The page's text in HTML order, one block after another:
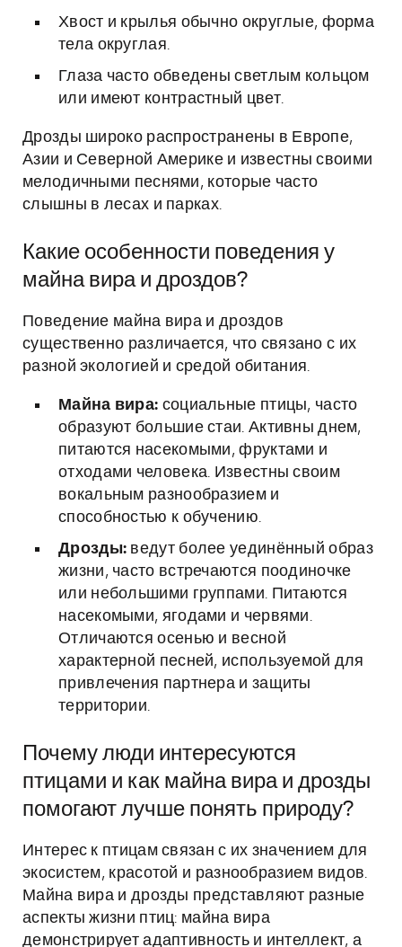
Хвост и крылья обычно округлые, форма
тела округлая.
Глаза часто обведены светлым кольцом
или имеют контрастный цвет.
Дрозды широко распространены в Европе,
Азии и Северной Америке и известны своими
мелодичными песнями, которые часто
слышны в лесах и парках.
Какие особенности поведения у
майна вира и дроздов?
Поведение майна вира и дроздов
существенно различается, что связано с их
разной экологией и средой обитания.
Майна вира: социальные птицы, часто
образуют большие стаи. Активны днем,
питаются насекомыми, фруктами и
отходами человека. Известны своим
вокальным разнообразием и
способностью к обучению.
Дрозды: ведут более уединённый образ
жизни, часто встречаются поодиночке
или небольшими группами. Питаются
насекомыми, ягодами и червями.
Отличаются осенью и весной
характерной песней, используемой для
привлечения партнера и защиты
территории.
Почему люди интересуются
птицами и как майна вира и дрозды
помогают лучше понять природу?
Интерес к птицам связан с их значением для
экосистем, красотой и разнообразием видов.
Майна вира и дрозды представляют разные
аспекты жизни птиц: майна вира
демонстрирует адаптивность и интеллект, а